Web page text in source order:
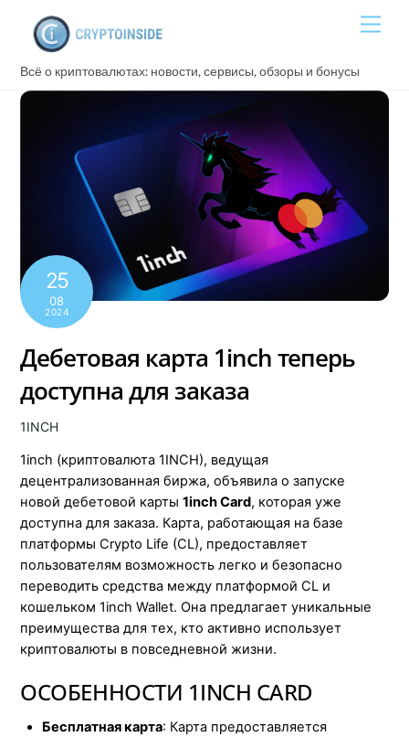
content
Всё о криптовалютах: новости, сервисы, обзоры и бонусы
25
08
2024
Дебетовая карта 1inch теперь
доступна для заказа
1INCH
1inch (криптовалюта 1INCH), ведущая
децентрализованная биржа, объявила о запуске
новой дебетовой карты1inch Card, которая уже
доступна для заказа. Карта, работающая на базе
платформы Crypto Life (CL), предоставляет
пользователям возможность легко и безопасно
переводить средства между платформой CL и
кошельком 1inch Wallet. Она предлагает уникальные
преимущества для тех, кто активно использует
криптовалюты в повседневной жизни.
ОСОБЕННОСТИ 1INCH CARD
Бесплатная карта: Карта предоставляется